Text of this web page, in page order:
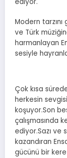
Modern
ve Türk
harmanlayan
sesiyle
Çok kısa
herkesin
koşuyor.Son
çalışmasında
ediyor.Sazı ve
kazandıran
gücünü bir kere